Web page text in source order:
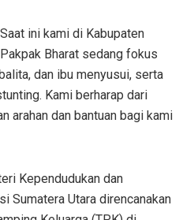
Saat ini kami di Kabupaten
Pakpak Bharat sedang fokus
dan ibu menyusui, serta
Kami berharap dari
arahan dan bantuan bagi kami
Kependudukan dan
Sumatera Utara direncanakan